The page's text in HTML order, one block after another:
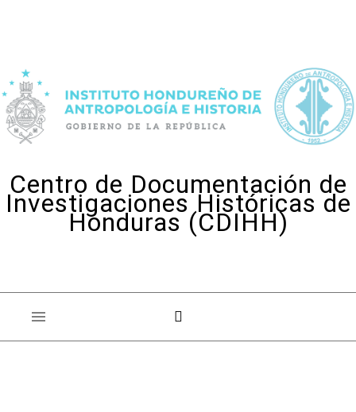
Centro de Documentación de
Investigaciones Históricas de
Honduras (CDIHH)